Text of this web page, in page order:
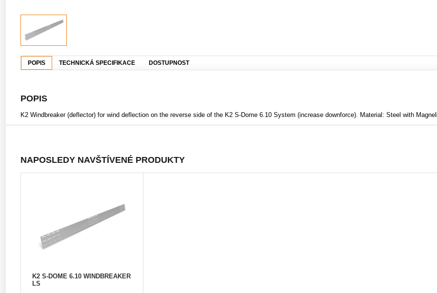
POPIS TECHNICKÁ SPECIFIKACE DOSTUPNOST
POPIS
K2 Windbreaker (deflector) for wind deflection on the reverse side of the K2 S-Dome 6.10 System (increase downforce). Material: Steel with
NAPOSLEDY NAVŠTÍVENÉ PRODUKTY
K2 S-DOME 6.10 WINDBREAKER
LS